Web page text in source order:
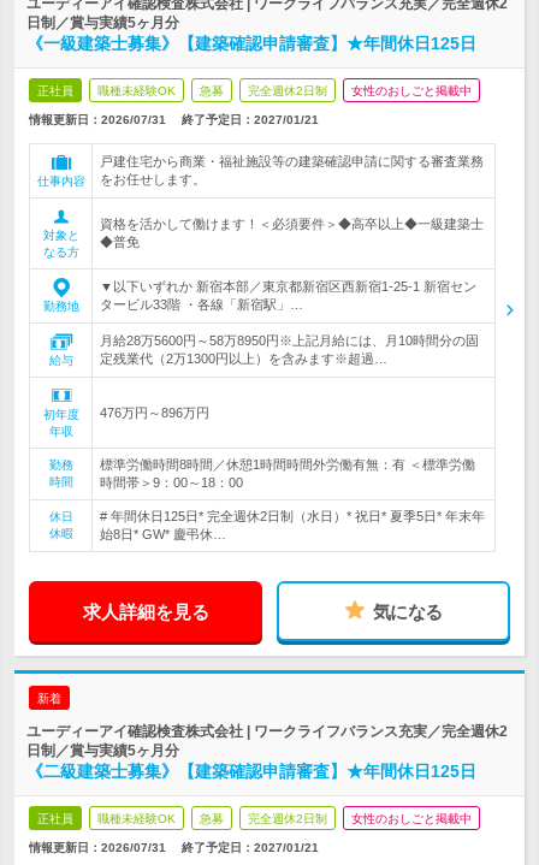
ユーディーアイ確認検査株式会社 | ワークライフバランス充実／完全週休2
日制／賞与実績5ヶ月分
《一級建築士募集》【建築確認申請審査】★年間休日125日
正社員 職種未経験OK 急募 完全週休2日制 女性のおしごと掲載中
情報更新日：2026/07/31 終了予定日： 2027/01/21
仕事内容
戸建住宅から商業・福祉施設等の建築確認申請に関する審査業務
をお任せします。
対象と
なる方
資格を活かして働けます！＜必須要件＞◆高卒以上◆一級建築士
◆普免
勤務地
▼以下いずれか 新宿本部／東京都新宿区西新宿1-25-1 新宿セン
タービル33階 ・各線「新宿駅」…
給与
月給28万5600円～58万8950円※上記月給には、月10時間分の固
定残業代（2万1300円以上）を含みます※超過…
初年度
年収
476万円～896万円
勤務
時間
標準労働時間8時間／休憩1時間時間外労働有無：有 ＜標準労働
時間帯＞9：00～18：00
休日
休暇
# 年間休日125日* 完全週休2日制（水日）* 祝日* 夏季5日* 年末年
始8日* GW* 慶弔休…
求人詳細を見る 気になる
新着
ユーディーアイ確認検査株式会社 | ワークライフバランス充実／完全週休2
日制／賞与実績5ヶ月分
《二級建築士募集》【建築確認申請審査】★年間休日125日
正社員 職種未経験OK 急募 完全週休2日制 女性のおしごと掲載中
情報更新日：2026/07/31 終了予定日： 2027/01/21